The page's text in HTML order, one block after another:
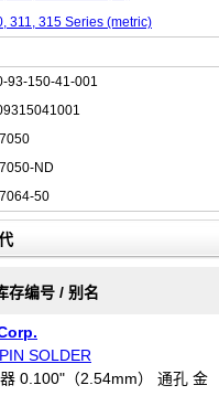
311, 315 Series (metric)
93-150-41-001
ND
50
存编号 / 别名
SOLDER
0.100"（2.54mm） 通孔 金